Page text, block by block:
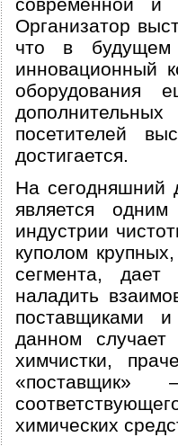
современной и
Организатор
что в будущем
инновационный
оборудования
посетителей
достигается.
На сегодняшний
является
индустрии
куполом
сегмента, дает
наладить
поставщиками
данном случает
химчистки,
химических